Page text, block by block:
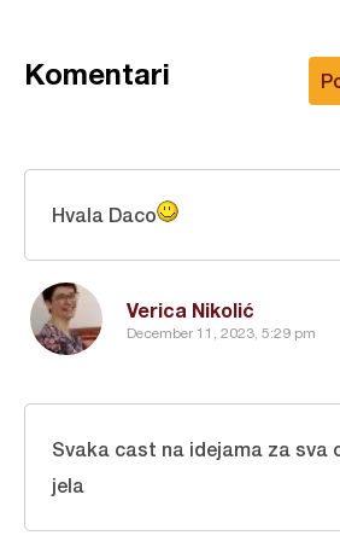
Komentari
Verica Nikolić
December 11, 2023, 5:29 pm
Hvala Daco
Svaka cast na idejama za sva
jela